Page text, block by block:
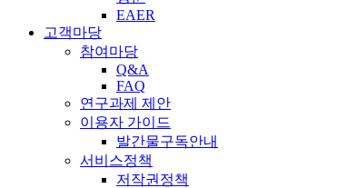
EAER
고객마당
참여마당
Q&A
FAQ
연구과제 제안
이용자 가이드
발간물구독안내
서비스정책
저작권정책